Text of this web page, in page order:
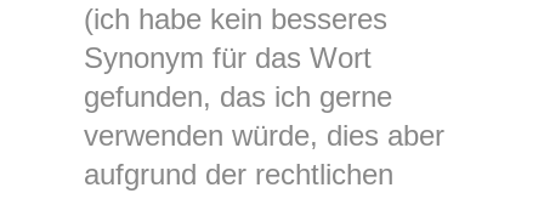
(ich habe kein besseres
Synonym für das Wort
gefunden, das ich gerne
verwenden würde, dies aber
aufgrund der rechtlichen